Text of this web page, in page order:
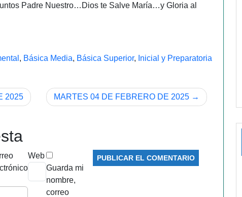
Padre Nuestro…Dios te Salve María…y Gloria al
, Básica Media, Básica Superior, Inicial y Preparatoria
2025 MARTES 04 DE FEBRERO DE 2025
Web
Guarda mi
nombre,
correo